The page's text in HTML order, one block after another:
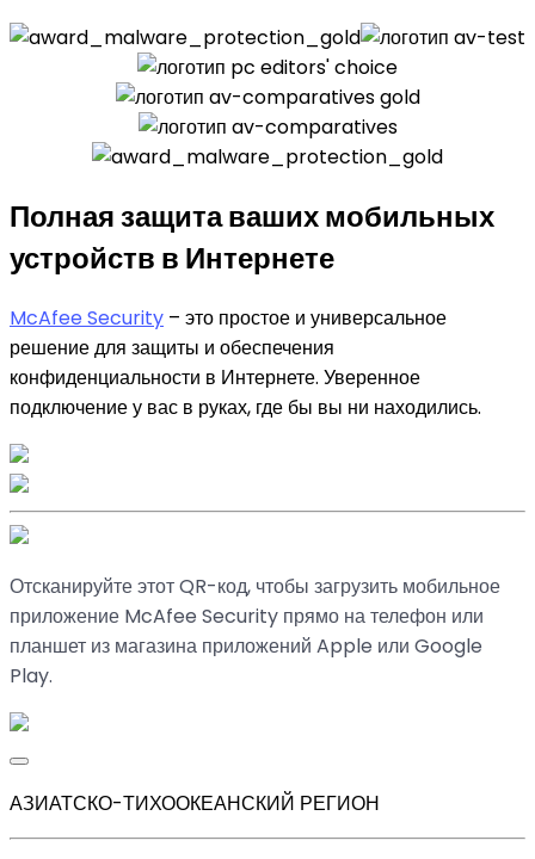
Полная защитаваших мобильных
устройств в Интернете
McAfee Security – это простое и универсальное
решение для защиты и обеспечения
конфиденциальности в Интернете. Уверенное
подключение у вас в руках, где бы вы ни находились.
Отсканируйте этот QR-код, чтобы загрузить мобильное
приложение McAfee Security прямо на телефон или
планшет из магазина приложений Apple или Google
Play.
АЗИАТСКО-ТИХООКЕАНСКИЙ РЕГИОН